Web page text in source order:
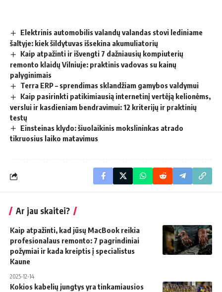
Elektrinis automobilis valandų valandas stovi lediniame
šaltyje: kiek šildytuvas išsekina akumuliatorių
Kaip atpažinti ir išvengti 7 dažniausių kompiuterių
remonto klaidų Vilniuje: praktinis vadovas su kainų
palyginimais
Terra ERP – sprendimas sklandžiam gamybos valdymui
Kaip pasirinkti patikimiausią internetinį vertėją kelionėms,
verslui ir kasdieniam bendravimui: 12 kriterijų ir praktinių
testų
Einsteinas klydo: šiuolaikinis mokslininkas atrado
tikruosius laiko matavimus
Ar jau skaitei?
Kaip atpažinti, kad jūsų MacBook reikia
profesionalaus remonto: 7 pagrindiniai
požymiai ir kada kreiptis į specialistus
Kaune
2025-12-14
Kokios kabelių jungtys yra tinkamiausios